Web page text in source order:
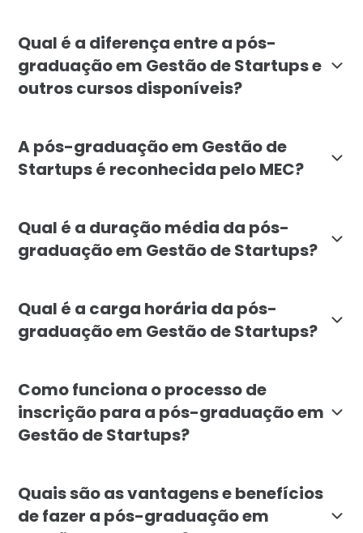
Qual é a diferença entre a pós-
graduação em Gestão de Startups e
outros cursos disponíveis?
A pós-graduação em Gestão de
Startups é reconhecida pelo MEC?
Qual é a duração média da pós-
graduação em Gestão de Startups?
Qual é a carga horária da pós-
graduação em Gestão de Startups?
Como funciona o processo de
inscrição para a pós-graduação em
Gestão de Startups?
Quais são as vantagens e benefícios
de fazer a pós-graduação em